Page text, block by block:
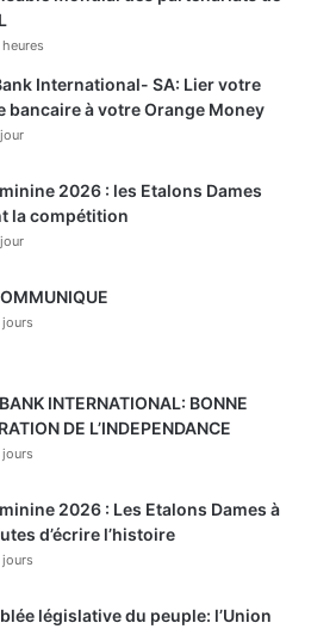
International- SA: Lier votre
bancaire à votre Orange Money
2026 : les Etalons Dames
la compétition
INTERNATIONAL: BONNE
DE L’INDEPENDANCE
2026 : Les Etalons Dames à
d’écrire l’histoire
législative du peuple: l’Union